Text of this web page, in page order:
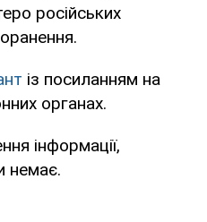
російських
із посиланням на
органах.
інформації,
немає.